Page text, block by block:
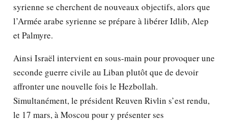
syrienne se cherchent de nouveaux objectifs, alors que
l’Armée arabe syrienne se prépare à libérer Idlib, Alep
et Palmyre.
Ainsi Israël intervient en sous-main pour provoquer une
seconde guerre civile au Liban plutôt que de devoir
affronter une nouvelle fois le Hezbollah.
Simultanément, le président Reuven Rivlin s’est rendu,
le 17 mars, à Moscou pour y présenter ses